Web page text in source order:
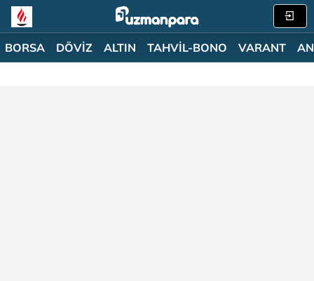
BORSA DÖVİZ ALTIN TAHVİL-BONO VARANT